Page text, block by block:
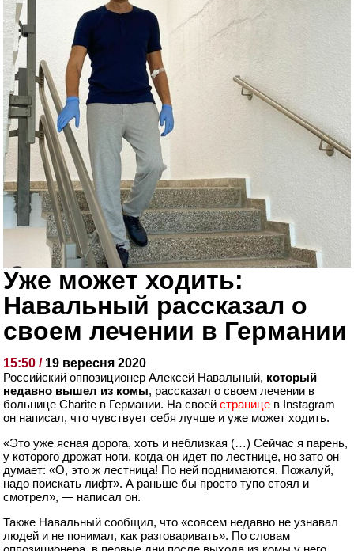
Уже может ходить:
Навальный рассказал о
своем лечении в Германии
15:50 / 19 вересня 2020
Российский оппозиционер Алексей Навальный, который
недавно вышел из комы, рассказал о своем лечении в
больнице Charite в Германии. На своейстранице в Instagram
он написал, что чувствует себя лучше и уже может ходить.
«Это уже ясная дорога, хоть и неблизкая (…) Сейчас я парень,
у которого дрожат ноги, когда он идет по лестнице, но зато он
думает: «О, это ж лестница! По ней поднимаются. Пожалуй,
надо поискать лифт». А раньше бы просто тупо стоял и
смотрел»,— написал он.
Также Навальный сообщил, что «совсем недавно не узнавал
людей и не понимал, как разговаривать». По словам